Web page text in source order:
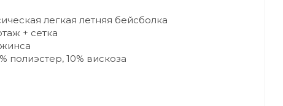
легкая летняя бейсболка
+ сетка
полиэстер, 10% вискоза